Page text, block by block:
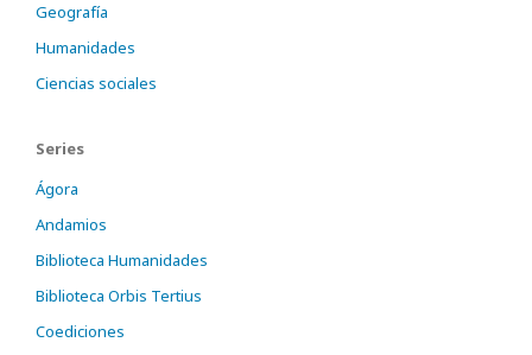
Geografía
Humanidades
Ciencias sociales
Series
Ágora
Andamios
Biblioteca Humanidades
Biblioteca Orbis Tertius
Coediciones